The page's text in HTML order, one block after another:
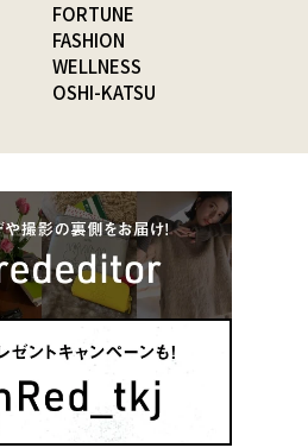
FORTUNE
FASHION
WELLNESS
OSHI-KATSU